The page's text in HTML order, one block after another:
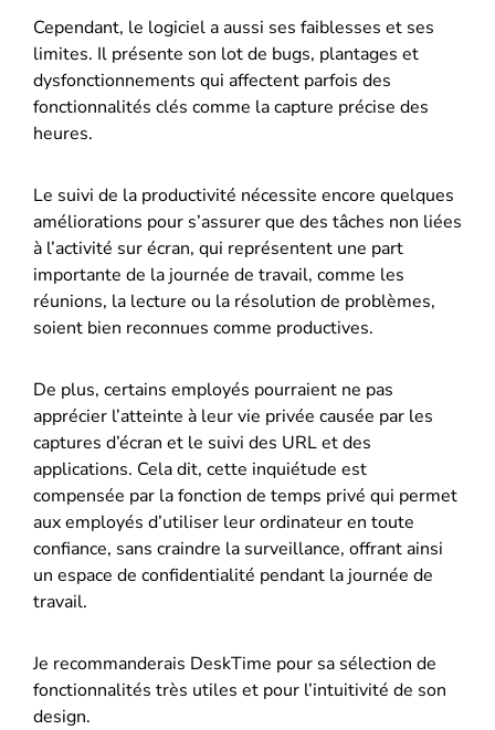
Cependant, le logiciel a aussi ses faiblesses et ses
limites. Il présente son lot de bugs, plantages et
dysfonctionnements qui affectent parfois des
fonctionnalités clés comme la capture précise des
heures.
Le suivi de la productivité nécessite encore quelques
améliorations pour s’assurer que des tâches non liées
à l’activité sur écran, qui représentent une part
importante de la journée de travail, comme les
réunions, la lecture ou la résolution de problèmes,
soient bien reconnues comme productives.
De plus, certains employés pourraient ne pas
apprécier l’atteinte à leur vie privée causée par les
captures d’écran et le suivi des URL et des
applications. Cela dit, cette inquiétude est
compensée par la fonction de temps privé qui permet
aux employés d’utiliser leur ordinateur en toute
confiance, sans craindre la surveillance, offrant ainsi
un espace de confidentialité pendant la journée de
travail.
Je recommanderais DeskTime pour sa sélection de
fonctionnalités très utiles et pour l’intuitivité de son
design.